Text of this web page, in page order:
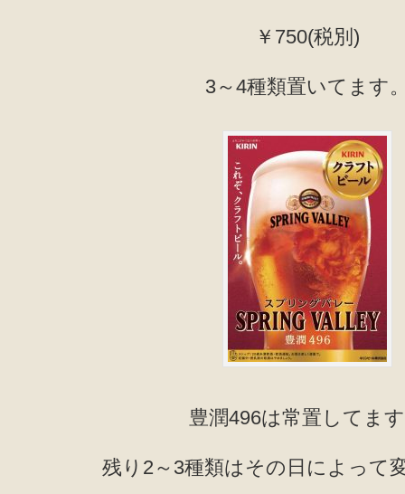
￥750(税別)
3～4種類置いてます
豊潤496は常置してま
残り2～3種類はその日によって